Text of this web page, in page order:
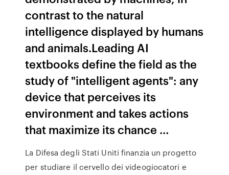
contrast to the natural
intelligence displayed by humans
and animals.Leading AI
textbooks define the field as the
study of "intelligent agents": any
device that perceives its
environment and takes actions
that maximize its chance …
La Difesa degli Stati Uniti finanzia un progetto
per studiare il cervello dei videogiocatori e